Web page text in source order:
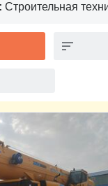
Строительная